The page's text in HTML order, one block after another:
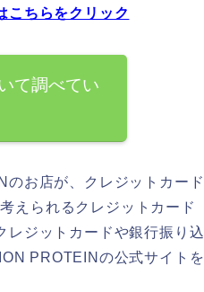
こちらをクリック
て調べてい
お店が、クレジットカード
えられるクレジットカード
ジットカードや銀行振り込
PROTEINの公式サイトを